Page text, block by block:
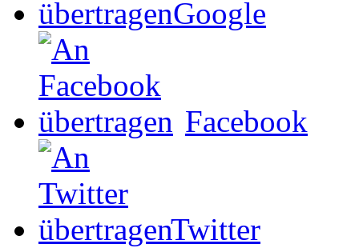
Google
Facebook
Twitter